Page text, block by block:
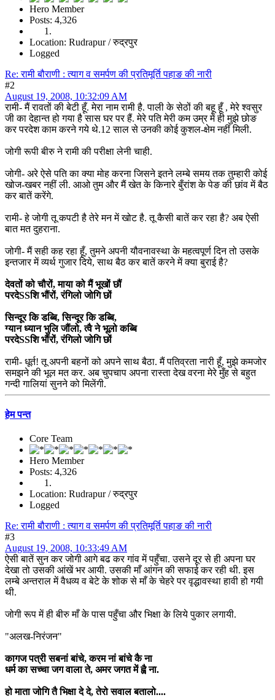
Hero Member
Posts: 4,326
Location: Rudrapur / रुद्रपुर
Logged
Re: रामी बौराणी : त्याग व समर्पण की प्रतिमूर्ति पहाङ की नारी
#2
August 19, 2008, 10:32:09 AM
रामी- मैं रावतों की बेटी हूँ. मेरा नाम रामी है. पाली के सेठों की बहू हूँ , मेरे श्वसुर
जी का देहान्त हो गया है सास घर पर हैं. मेरे पति मेरी कम उम्र में ही मुझे छोङ
कर परदेश काम करने गये थे.12 साल से उनकी कोई कुशल-क्षेम नहीं मिली.
जोगी रूपी बीरु ने रामी की परीक्षा लेनी चाही.
जोगी- अरे ऐसे पति का क्या मोह करना जिसने इतने लम्बे समय तक तुम्हारी कोई
खोज-खबर नहीं ली. आओ तुम और मैं खेत के किनारे बुँरांश के पेङ की छांव में बैठ
कर बातें करेंगे.
रामी- हे जोगी तू कपटी है तेरे मन में खोट है. तू कैसी बातें कर रहा है? अब ऐसी
बात मत दुहराना.
जोगी- मैं सही कह रहा हूँ, तुमने अपनी यौवनावस्था के महत्वपूर्ण दिन तो उसके
इन्तजार में व्यर्थ गुजार दिये, साथ बैठ कर बातें करने में क्या बुराई है?
देवतों को चौरों, माया को मैं भूखों छौं
परदेSSशि भौंरों, रंगिलो जोगि छों
सिन्दूर कि डब्बि, सिन्दूर कि डब्बि,
ग्यान ध्यान भुलि जौंलो, त्वै ने भूलो कब्बि
परदेSSशि भौंरों, रंगिलो जोगि छों
रामी- धूर्त! तू अपनी बहनों को अपने साथ बैठा. मैं पतिव्रता नारी हूँ, मुझे कमजोर
समझने की भूल मत कर. अब चुपचाप अपना रास्ता देख वरना मेरे मुँह से बहुत
गन्दी गालियां सुनने को मिलेंगी.
हेम पन्त
Core Team
Hero Member
Posts: 4,326
Location: Rudrapur / रुद्रपुर
Logged
Re: रामी बौराणी : त्याग व समर्पण की प्रतिमूर्ति पहाङ की नारी
#3
August 19, 2008, 10:33:49 AM
ऐसी बातें सुन कर जोगी आगे बढ कर गांव में पहुँचा. उसने दूर से ही अपना घर
देखा तो उसकी आंखें भर आयी. उसकी माँ आंगन की सफाई कर रही थी. इस
लम्बे अन्तराल में वैधव्य व बेटे के शोक से माँ के चेहरे पर वृद्धावस्था हावी हो गयी
थी.
जोगी रूप में ही बीरु माँ के पास पहुँचा और भिक्षा के लिये पुकार लगायी.
"अलख-निरंजन"
कागज पत्री सबनां बांचे, करम नां बांचे कै ना
धर्म का सच्चा जग वाला ते, अमर जगत में ह्वै ना.
हो माता जोगि तै भिक्षा दे दे, तेरो सवाल बतालो....